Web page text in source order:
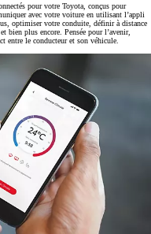
pour votre Toyota, conçus pour
avec votre voiture en utilisant l’appli
optimiser votre conduite, définir à distance
bien plus encore. Pensée pour l’avenir,
entre le conducteur et son véhicule.